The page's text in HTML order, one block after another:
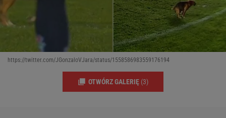
https://twitter.com/JGonzaloVJara/status/1558586983559176194
OTWÓRZ GALERIĘ (3)